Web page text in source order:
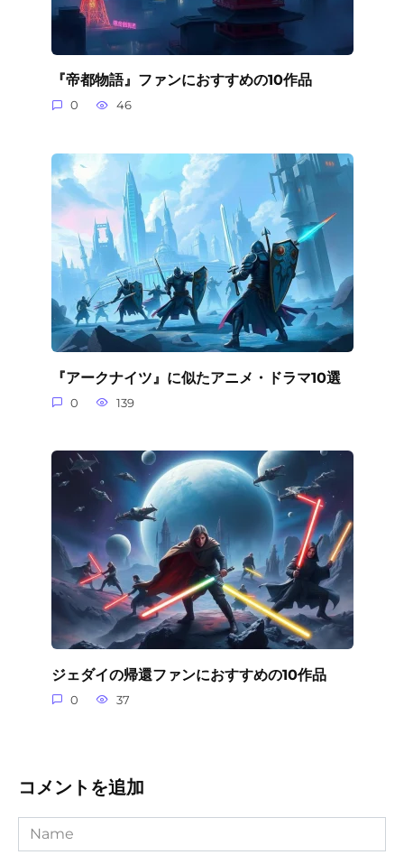
『帝都物語』ファンにおすすめの10作品
0 46
『アークナイツ』に似たアニメ・ドラマ10選
0 139
ジェダイの帰還ファンにおすすめの10作品
0 37
コメントを追加
Name